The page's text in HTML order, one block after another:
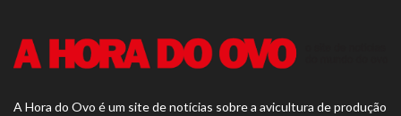
A Hora do Ovo é um site de notícias sobre a avicultura de produção